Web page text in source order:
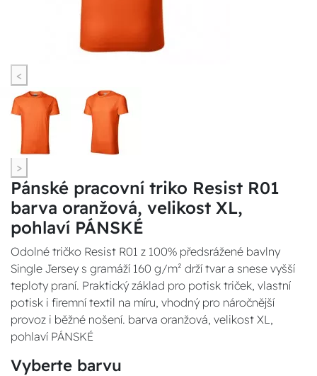
<
>
Pánské pracovní triko Resist R01
barva oranžová, velikost XL,
pohlaví PÁNSKÉ
Odolné tričko Resist R01 z 100% předsrážené bavlny
Single Jersey s gramáží 160 g/m² drží tvar a snese vyšší
teploty praní. Praktický základ pro potisk triček, vlastní
potisk i firemní textil na míru, vhodný pro náročnější
provoz i běžné nošení. barva oranžová, velikost XL,
pohlaví PÁNSKÉ
Vyberte barvu